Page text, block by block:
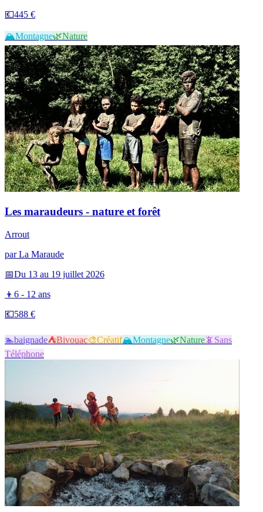
💶445 €
🏔️Montagne🌿Nature
Les maraudeurs - nature et forêt
Arrout
parLa Maraude
📅Du 13 au 19 juillet 2026
👦 6 - 12 ans
💶588 €
🏊baignade⛺Bivouac🎨Créatif🏔️Montagne🌿Nature📵 Sans
Téléphone